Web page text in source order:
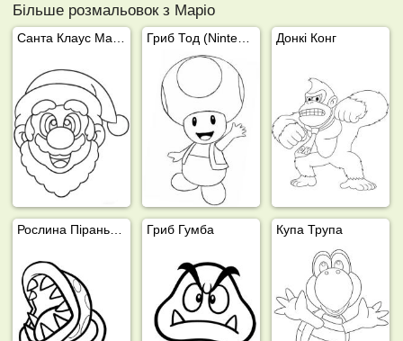
Більше розмальовок з Маріо
Донкі Конг
Гриб Гумба Купа Трупа